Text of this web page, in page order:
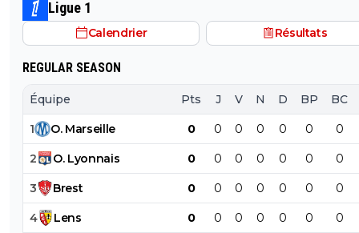
Ligue 1
Calendrier Résultats
REGULAR SEASON
Équipe Pts J V N D BP BC
1 O. Marseille 0 0 0 0 0 0 0
2 O. Lyonnais 0 0 0 0 0 0 0
3 Brest 0 0 0 0 0 0 0
4 Lens 0 0 0 0 0 0 0